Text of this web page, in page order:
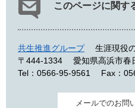
このページに関す
共生推進グループ
生涯現役
〒444-1334
愛知県高浜市春
Tel：0566-95-9561
Fax：
メールでのお問